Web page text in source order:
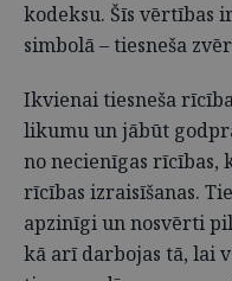
kodeksu. Šīs vērtības
simbolā – tiesneša
Ikvienai tiesneša
likumu un jābūt
no necienīgas rīcības,
rīcības izraisīšanas.
apzinīgi un nosvērti
kā arī darbojas tā, lai